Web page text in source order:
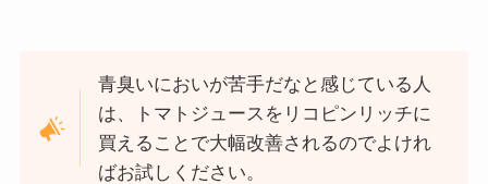
青臭いにおいが苦手だなと感じている人
は、トマトジュースをリコピンリッチに
買えることで大幅改善されるのでよけれ
ばお試しください。